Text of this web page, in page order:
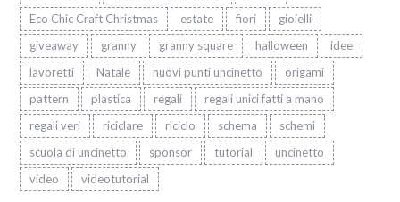
Eco Chic Craft Christmas
estate fiori
gioielli
giveaway
granny granny square halloween
idee
lavoretti
Natale nuovi punti uncinetto
origami
pattern
plastica regali
regali unici fatti a mano
regali veri
riciclare riciclo schema
schemi
scuola di uncinetto
sponsor tutorial
uncinetto
video
videotutorial